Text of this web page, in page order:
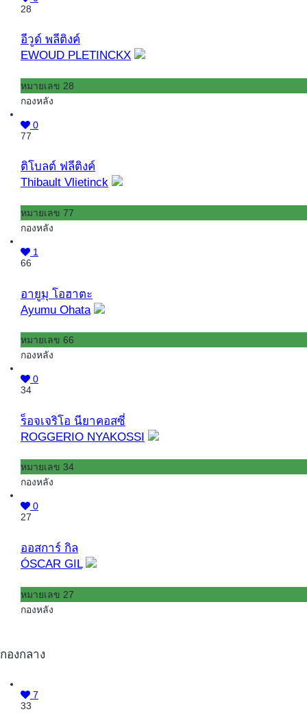
28
อีวูด์ พลีติงค์
EWOUD PLETINCKX
หมายเลข 28
กองหลัง
0
77
ติโบลต์ ฟลีติงค์
Thibault Vlietinck
หมายเลข 77
กองหลัง
1
66
อายูมุ โอฮาตะ
Ayumu Ohata
หมายเลข 66
กองหลัง
0
34
ร็อจเจริโอ นียาคอสซี่
ROGGERIO NYAKOSSI
หมายเลข 34
กองหลัง
0
27
ออสการ์ กิล
ÓSCAR GIL
หมายเลข 27
กองหลัง
กองกลาง
7
33